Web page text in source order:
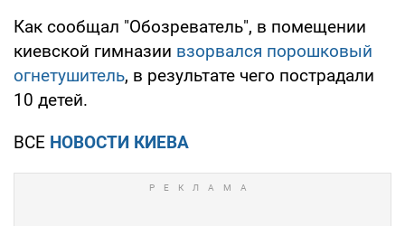
Как сообщал "Обозреватель", в помещении
киевской гимназии взорвался порошковый
огнетушитель, в результате чего пострадали
10 детей.
ВСЕ НОВОСТИ КИЕВА